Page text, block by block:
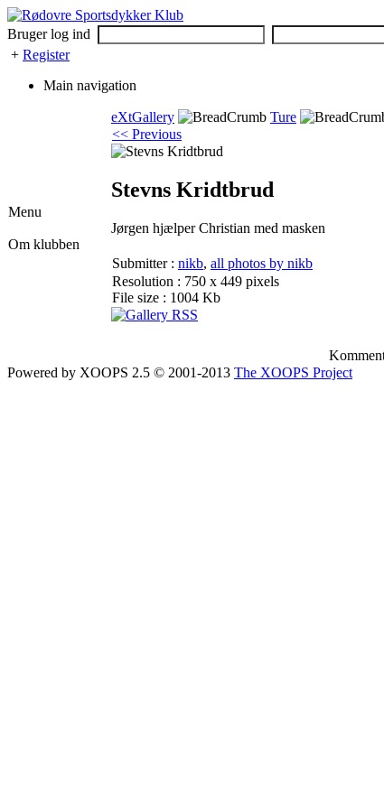
Bruger log ind
+ Register
Main navigation
Menu
Om klubben
eXtGallery Ture
<< Previous
Stevns Kridtbrud
Jørgen hjælper Christian med masken
Submitter : nikb, all photos by nikb
Resolution : 750 x 449 pixels
File size : 1004 Kb
Powered by XOOPS 2.5 © 2001-2013 The XOOPS Project